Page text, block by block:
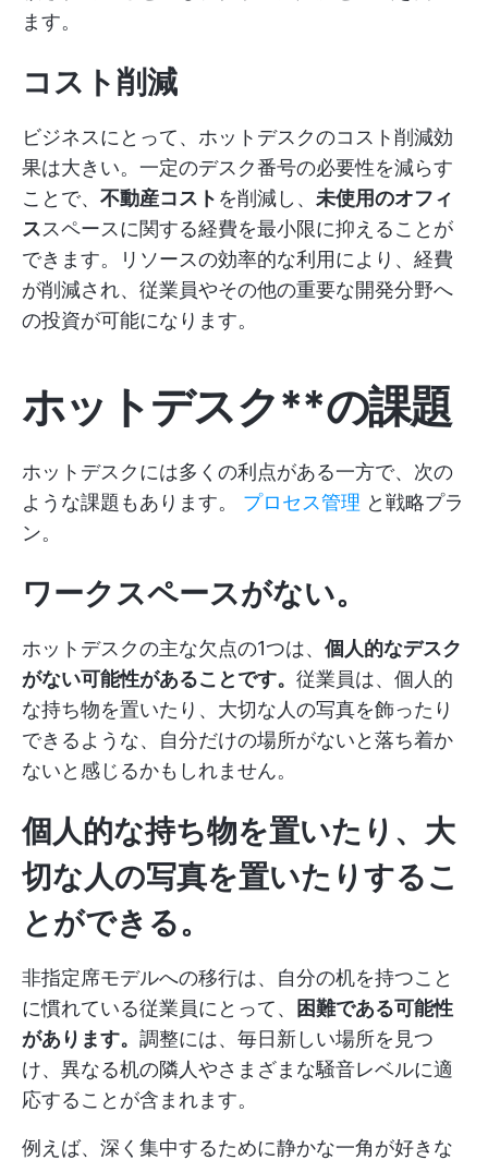
ます。
コスト削減
ビジネスにとって、ホットデスクのコスト削減効
果は大きい。一定のデスク番号の必要性を減らす
ことで、 不動産コスト を削減し、 未使用のオフィ
ススペースに関する経費を最小限に抑えることが
できます。リソースの効率的な利用により、経費
が削減され、従業員やその他の重要な開発分野へ
の投資が可能になります。
ホットデスク**の課題
ホットデスクには多くの利点がある一方で、次の
ような課題もあります。 プロセス管理 と戦略プラ
ン。
ワークスペースがない。
ホットデスクの主な欠点の1つは、 個人的なデスク
がない可能性があることです。 従業員は、個人的
な持ち物を置いたり、大切な人の写真を飾ったり
できるような、自分だけの場所がないと落ち着か
ないと感じるかもしれません。
個人的な持ち物を置いたり、大
切な人の写真を置いたりするこ
とができる。
非指定席モデルへの移行は、自分の机を持つこと
に慣れている従業員にとって、
困難である可能性
があります。 調整には、毎日新しい場所を見つ
け、異なる机の隣人やさまざまな騒音レベルに適
応することが含まれます。
例えば、深く集中するために静かな一角が好きな